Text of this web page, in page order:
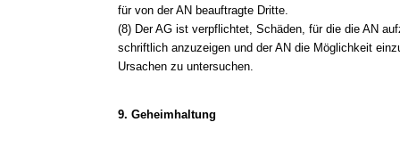
für von der AN beauftragte Dritte.
(8) Der AG ist verpflichtet, Schäden, für die die AN
schriftlich anzuzeigen und der AN die Möglichkeit
Ursachen zu untersuchen.
9. Geheimhaltung